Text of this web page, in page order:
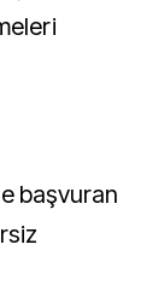
başvuran